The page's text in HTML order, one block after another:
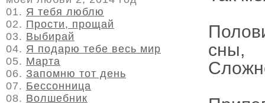
сны,
01. Я тебя люблю
02. Прости, прощай
03. Выбирай
04. Я подарю тебе весь мир
05. Марта
06. Запомню тот день
07. Бессонница
08. Волшебник